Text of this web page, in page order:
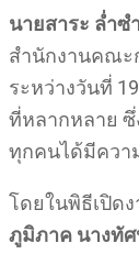
นายสาระ ล่ำซ
สำนักงานคณะ
ระหว่างวันที่
ที่หลากหลาย ซึ่
ทุกคนได้มีควา
โดยในพิธีเปิด
ภูมิภาค นางทั